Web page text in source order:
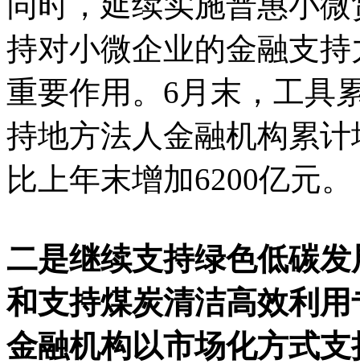
持对小微企业的金融支
重要作用。6月末，工具
持地方法人金融机构累
比上年末增加6200亿元。
二是继续支持绿色低碳
和支持煤炭清洁高效利
金融机构以市场化方式